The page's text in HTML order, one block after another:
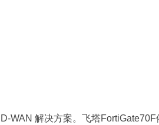
WAN 解决方案。飞塔